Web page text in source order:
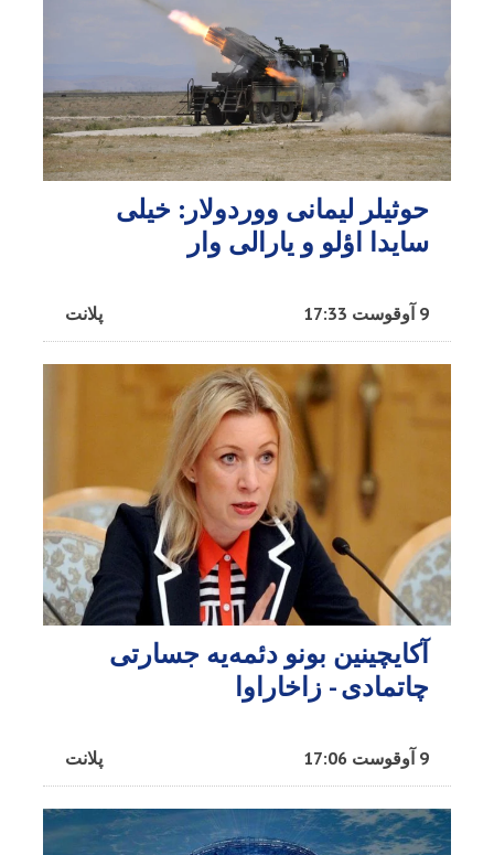
حوثیلر لیمانی ووردولار: خیلی
سایدا اؤلو و یارالی وار
پلانت 9 آوقوست 17:33
آکایچینین بونو دئمه‌یه جسارتی
چاتمادی - زاخاراوا
پلانت 9 آوقوست 17:06